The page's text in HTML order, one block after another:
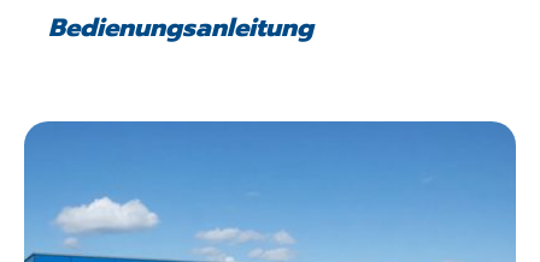
Bedienungsanleitung